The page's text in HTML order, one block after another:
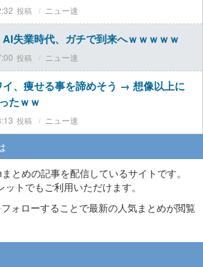
ニュー速
AI失業時代、ガチで到来へｗｗｗｗｗ
ニュー速
イ、痩せる事を諦めそう → 想像以上に
たｗｗ
ニュー速
とめの記事を配信しているサイトです。
トでもご利用いただけます。
ォローすることで最新の人気まとめが閲覧